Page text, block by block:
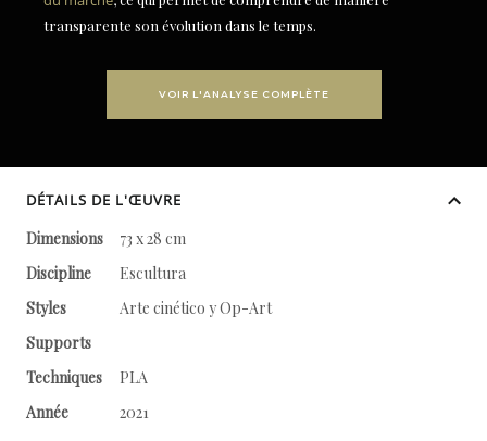
transparente son évolution dans le temps.
VOIR L'ANALYSE COMPLÈTE
DÉTAILS DE L'ŒUVRE
Dimensions
73 x 28 cm
Discipline
Escultura
Styles
Arte cinético y Op-Art
Supports
Techniques
PLA
Année
2021